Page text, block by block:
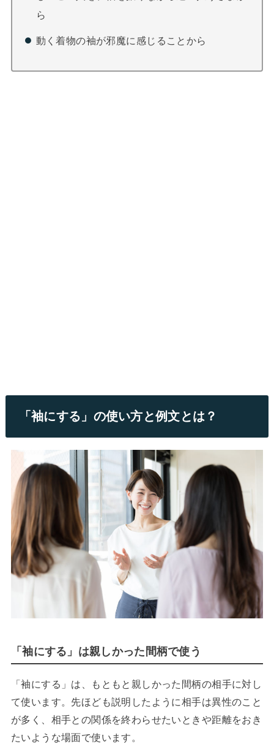
ら
動く着物の袖が邪魔に感じることから
「袖にする」の使い方と例文とは？
「袖にする」は親しかった間柄で使う
「袖にする」は、もともと親しかった間柄の相手に対し
て使います。先ほども説明したように相手は異性のこと
が多く、相手との関係を終わらせたいときや距離をおき
たいような場面で使います。